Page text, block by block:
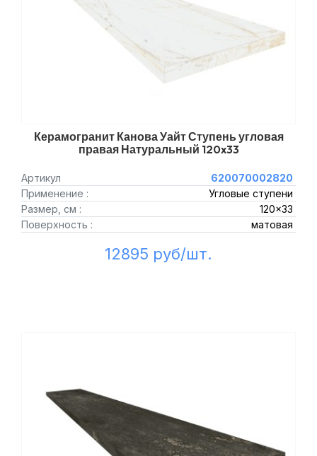
Керамогранит Канова Уайт Ступень угловая
правая Натуральный 120x33
Артикул
620070002820
Применение :
Угловые ступени
Размер, см :
120x33
Поверхность :
матовая
12895 руб/шт.